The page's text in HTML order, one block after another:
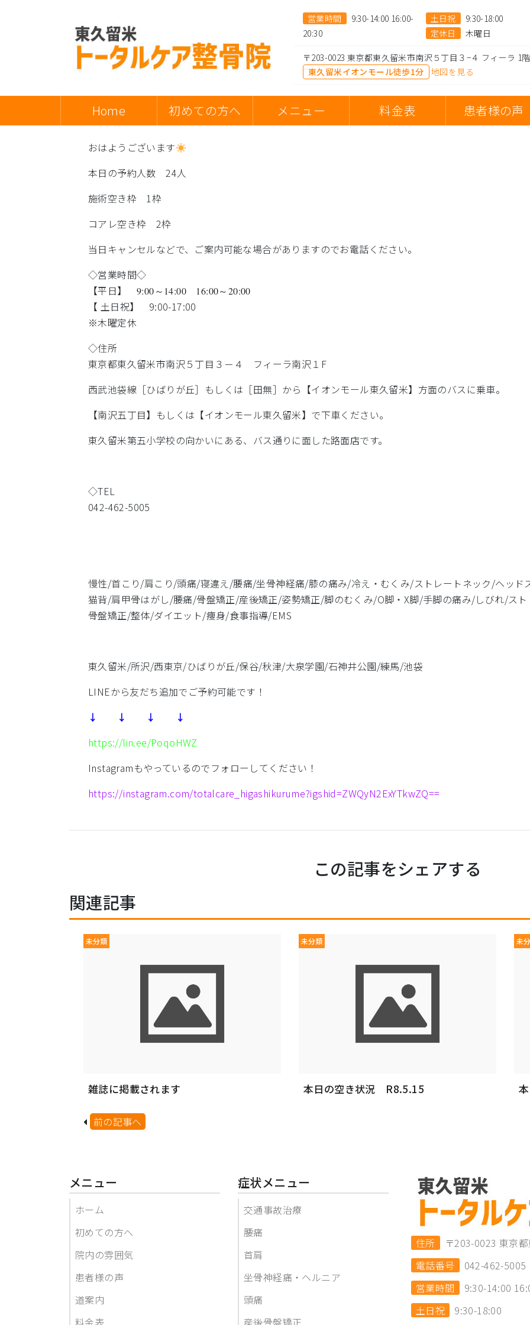
営業時間
9:30-14:00 16:00-
20:30
土日祝
9:30-18:00
定休日
木曜日
〒203-0023 東京都東久留米市南沢５丁目３−４ フィーラ 1階
東久留米イオンモール徒歩1分
地図を見る
Home 初めての方へ メニュー 料金表 患者様の声
おはようございます
本日の予約人数 24人
施術空き枠 1枠
コアレ空き枠 2枠
当日キャンセルなどで、ご案内可能な場合がありますのでお電話ください。
◇営業時間◇
【平日】 9:00～14:00 16:00～20:00
【 土日祝】 9:00-17:00
※木曜定休
◇住所
東京都東久留米市南沢５丁目３－４ フィーラ南沢１F
西武池袋線［ひばりが丘］もしくは［田無］から【イオンモール東久留米】方面のバスに乗車。
【南沢五丁目】もしくは【イオンモール東久留米】で下車ください。
東久留米第五小学校の向かいにある、バス通りに面した路面店です。
◇TEL
042-462-5005
慢性/首こり/肩こり/頭痛/寝違え/腰痛/坐骨神経痛/膝の痛み/冷え・むくみ/ストレートネック/ヘッ
猫背/肩甲骨はがし/腰痛/骨盤矯正/産後矯正/姿勢矯正/脚のむくみ/O脚・X脚/手脚の痛み/しびれ/ス
骨盤矯正/整体/ダイエット/痩身/食事指導/EMS
東久留米/所沢/西東京/ひばりが丘/保谷/秋津/大泉学園/石神井公園/練馬/池袋
LINEから友だち追加でご予約可能です！
↓ ↓ ↓ ↓
https://lin.ee/PoqoHWZ
Instagramもやっているのでフォローしてください！
https://instagram.com/totalcare_higashikurume?igshid=ZWQyN2ExYTkwZQ==
この記事をシェアする
関連記事
未分類
雑誌に掲載されます
未分類
本日の空き状況 R8.5.15
未
前の記事へ
メニュー
ホーム
初めての方へ
院内の雰囲気
患者様の声
道案内
料金表
症状メニュー
交通事故治療
腰痛
首肩
坐骨神経痛・ヘルニア
頭痛
産後骨盤矯正
住所
〒203-0023 東京
電話番号
042-462-5005
営業時間
9:30-14:00
土日祝
9:30-18:00